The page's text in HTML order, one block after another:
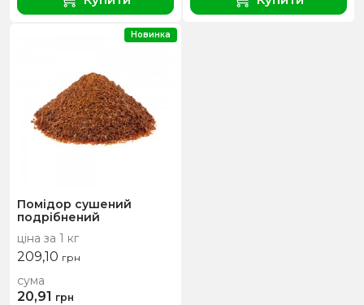
Помідор сушений
подрібнений
ціна за 1 кг
209,10 грн
сума
20,91 грн
Новинка